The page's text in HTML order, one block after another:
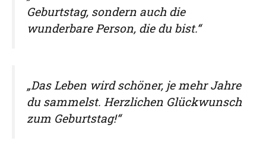
Geburtstag, sondern auch die
wunderbare Person, die du bist.“
„Das Leben wird schöner, je mehr Jahre
du sammelst. Herzlichen Glückwunsch
zum Geburtstag!“